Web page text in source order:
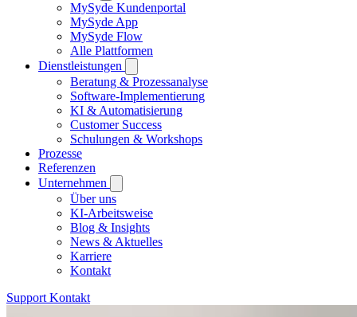
MySyde Kundenportal
MySyde App
MySyde Flow
Alle Plattformen
Dienstleistungen
Beratung & Prozessanalyse
Software-Implementierung
KI & Automatisierung
Customer Success
Schulungen & Workshops
Prozesse
Referenzen
Unternehmen
Über uns
KI-Arbeitsweise
Blog & Insights
News & Aktuelles
Karriere
Kontakt
Support Kontakt